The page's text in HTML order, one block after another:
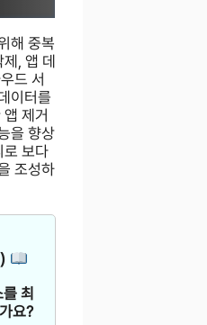
해 중복
, 앱 데
드 서
이터를
제거
을 향상
로 보다
조성하
최
요?